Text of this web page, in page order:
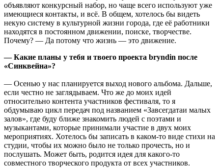
объявляют конкурсный набор, но чаще всего используют уже
имеющиеся контакты, и всё. В общем, хотелось бы видеть
некую систему в культурной жизни города, где её работники
находятся в постоянном движении, поиске, творчестве.
Почему? — Да потому что жизнь — это движение.
— Какие планы у тебя и твоего проекта bryndin после
«Синквейна»?
— Осенью у нас планируется выход нового альбома. Дальше,
если честно не заглядываем. Что же до моих идей
относительно контента участников фестиваля, то я
обдумываю цикл передач под названием «Завсегдатаи малых
залов», где буду ближе знакомить людей с поэтами и
музыкантами, которые принимали участие в двух моих
мероприятиях. Хотелось бы записать в каком-то виде стихи на
студии, чтобы их можно было не только прочесть, но и
послушать. Может быть, родится идея для какого-то
совместного творческого продукта от всех участников.